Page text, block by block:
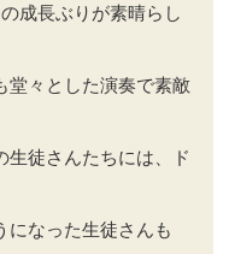
成長ぶりが素晴らし
堂々とした演奏で素敵
生徒さんたちには、ド
になった生徒さんも